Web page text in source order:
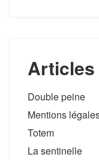
Double peine
Mentions
Totem
La sentinelle